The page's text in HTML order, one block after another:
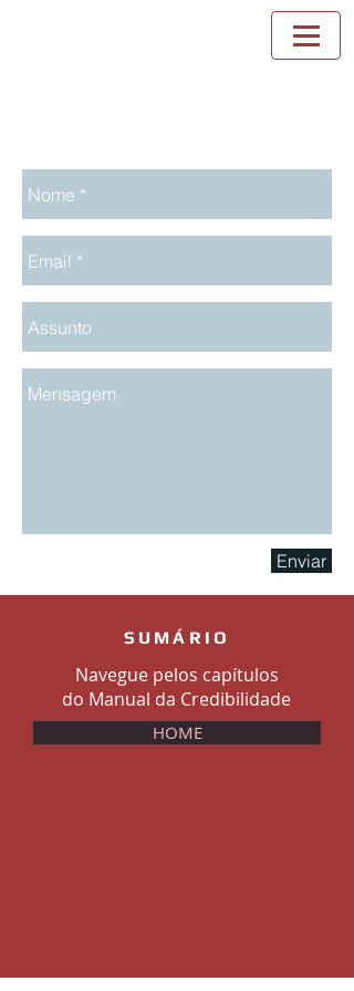
SUMÁRIO
Navegue pelos capítulos
do Manual da Credibilidade
HOME
Enviar